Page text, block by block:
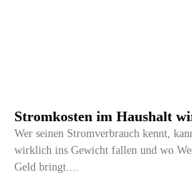
Stromkosten im Haushalt
Wer seinen Stromverbrauch kennt,
wirklich ins Gewicht fallen und wo
Geld bringt.